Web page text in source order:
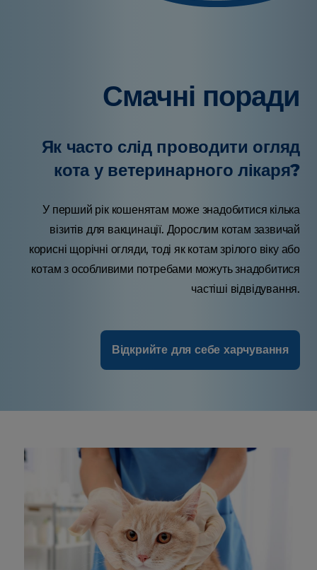
Смачні поради
Як часто слід проводити огляд
кота у ветеринарного лікаря?
У перший рік кошенятам може знадобитися кілька
візитів для вакцинації. Дорослим котам зазвичай
корисні щорічні огляди, тоді як котам зрілого віку або
котам з особливими потребами можуть знадобитися
частіші відвідування.
Відкрийте для себе харчування